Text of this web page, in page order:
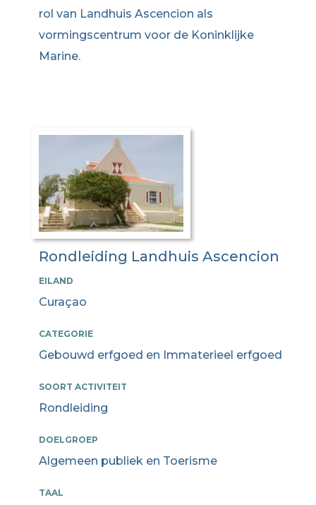
rol van Landhuis Ascencion als
vormingscentrum voor de Koninklijke
Marine.
Rondleiding Landhuis Ascencion
EILAND
Curaçao
CATEGORIE
Gebouwd erfgoed en Immaterieel erfgoed
SOORT ACTIVITEIT
Rondleiding
DOELGROEP
Algemeen publiek en Toerisme
TAAL